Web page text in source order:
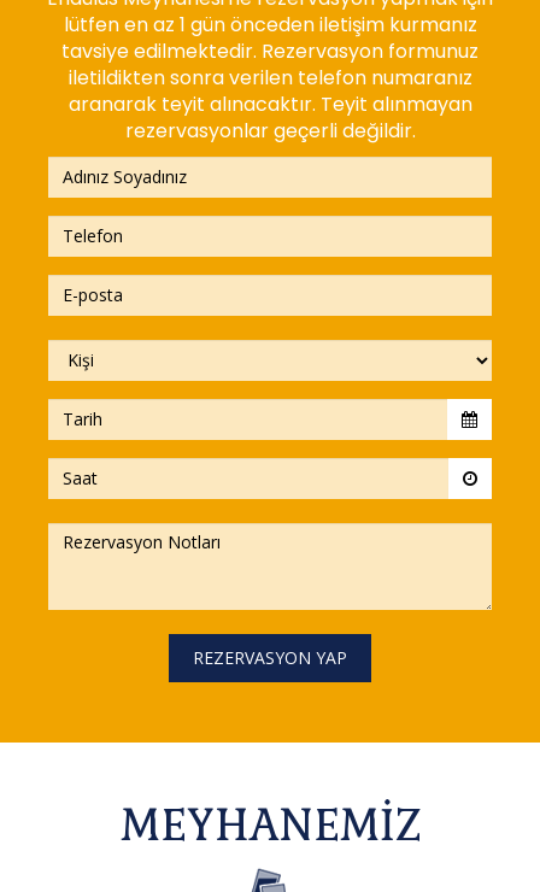
lütfen en az 1 gün önceden iletişim kurmanız
tavsiye edilmektedir. Rezervasyon formunuz
iletildikten sonra verilen telefon numaranız
aranarak teyit alınacaktır. Teyit alınmayan
rezervasyonlar geçerli değildir.
REZERVASYON YAP
MEYHANEMİZ